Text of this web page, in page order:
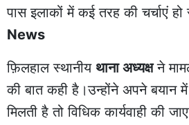
पास इलाकों में कई तरह की चर्चाएं हो
News
फ़िलहाल स्थानीय थाना अध्यक्षने
की बात कही है।उन्होंने अपने बयान
मिलती है तो विधिक कार्यवाही की